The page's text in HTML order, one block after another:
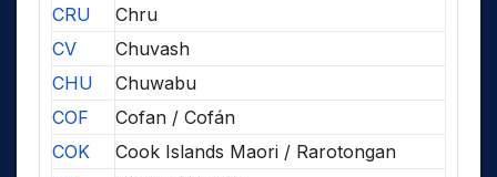
CRU
Chru
CV
Chuvash
CHU
Chuwabu
COF
Cofan / Cofán
COK
Cook Islands Maori / Rarotongan